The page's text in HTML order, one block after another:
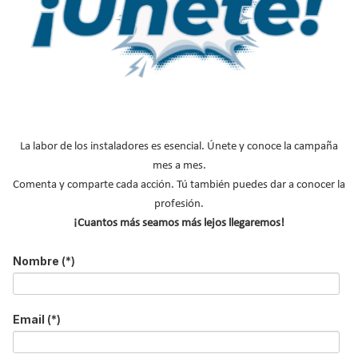
de ventanas Winbel
Hemeroteca Construcción Sostenible
reunión anual de distribuidores con un alto índice de
La labor de los instaladores es esencial. Únete y conoce la campaña
mes a mes.
Comenta y comparte cada acción. Tú también puedes dar a conocer la
profesión.
¡Cuantos más seamos más lejos llegaremos!
Nombre (*)
Email (*)